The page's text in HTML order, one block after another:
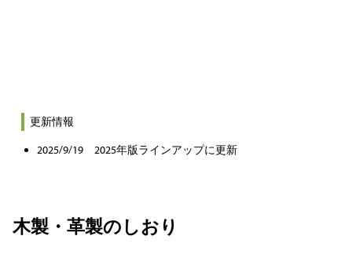
更新情報
2025/9/19 2025年版ラインアップに更新
木製・革製のしおり